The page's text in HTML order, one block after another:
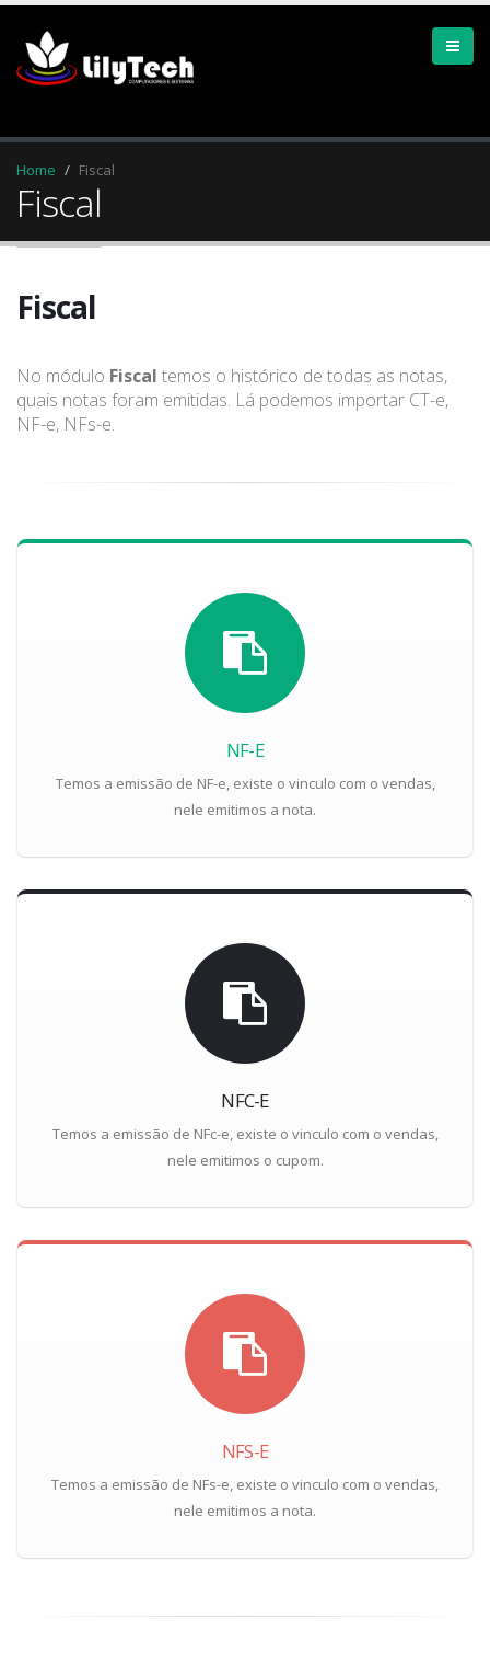
Home Fiscal
Fiscal
Fiscal
No módulo Fiscal temos o histórico de todas as notas,
quais notas foram emitidas. Lá podemos importar CT-e,
NF-e, NFs-e.
NF-E
Temos a emissão de NF-e, existe o vinculo com o vendas,
nele emitimos a nota.
NFC-E
Temos a emissão de NFc-e, existe o vinculo com o vendas,
nele emitimos o cupom.
NFS-E
Temos a emissão de NFs-e, existe o vinculo com o vendas,
nele emitimos a nota.